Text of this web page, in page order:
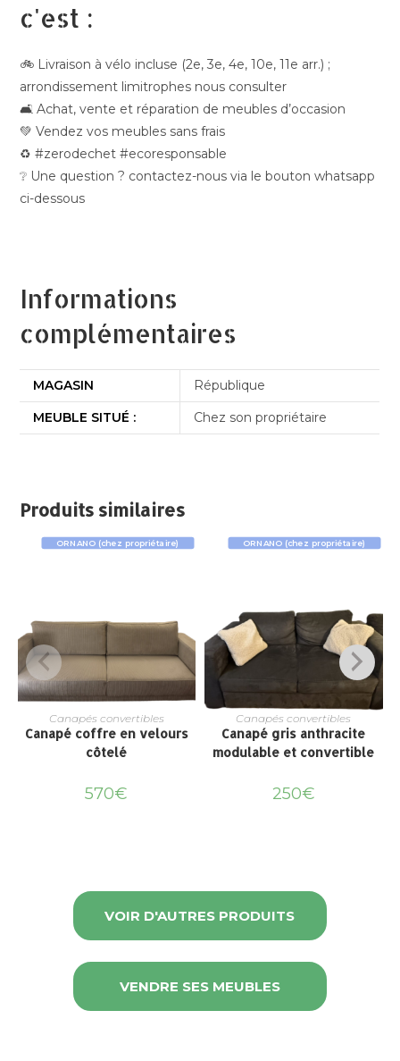
c'est :
🚲 Livraison à vélo incluse (2e, 3e, 4e, 10e, 11e arr.) ;
arrondissement limitrophes nous consulter
🛋️ Achat, vente et réparation de meubles d’occasion
💚 Vendez vos meubles sans frais
♻️ #zerodechet #ecoresponsable
❔ Une question ? contactez-nous via le bouton whatsapp
ci-dessous
Informations
complémentaires
MAGASIN
République
MEUBLE SITUÉ :
Chez son propriétaire
Produits similaires
ORNANO (chez propriétaire)
Canapés convertibles
Canapé coffre en velours
côtelé
570€
ORNANO (chez propriétaire)
Canapés convertibles
Canapé gris anthracite
modulable et convertible
250€
VOIR D'AUTRES PRODUITS
VENDRE SES MEUBLES